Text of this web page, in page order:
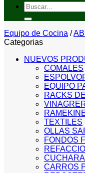
Buscar
por:
Equipo de Cocina /
Categorias
NUEVOS
COMALES
EQUIPO
RACKS
TEXTILES
OLLAS
FONDOS
CARROS